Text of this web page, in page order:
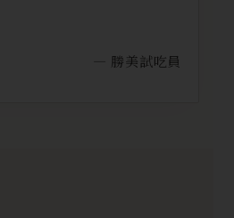
— 勝美試吃員